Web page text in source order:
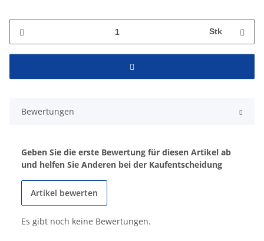
Stk
Bewertungen
Geben Sie die erste Bewertung für diesen Artikel ab
und helfen Sie Anderen bei der Kaufentscheidung
Artikel bewerten
Es gibt noch keine Bewertungen.